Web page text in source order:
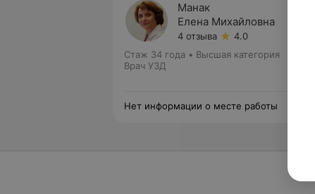
Манак
Елена Михайловна
4 отзыва
4.0
Стаж 34 года • Высшая категория
Врач УЗД
Нет информации о месте работы